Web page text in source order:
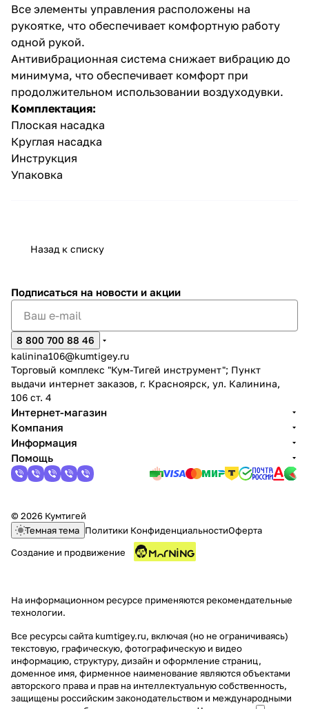
Все элементы управления расположены на
рукоятке, что обеспечивает комфортную работу
одной рукой.
Антивибрационная система снижает вибрацию до
минимума, что обеспечивает комфорт при
продолжительном использовании воздуходувки.
Комплектация:
Плоская насадка
Круглая насадка
Инструкция
Упаковка
Назад к списку
Подписаться на новости и акции
8 800 700 88 46
kalinina106@kumtigey.ru
Торговый комплекс "Кум-Тигей инструмент"; Пункт
выдачи интернет заказов, г. Красноярск, ул. Калинина,
106 ст. 4
Интернет-магазин
Компания
Информация
Помощь
© 2026 Кумтигей
Темная тема Политики КонфиденциальностиОферта
Создание и продвижение
На информационном ресурсе применяются рекомендательные
технологии.
Все ресурсы сайта kumtigey.ru, включая (но не ограничиваясь)
текстовую, графическую, фотографическую и видео
информацию, структуру, дизайн и оформление страниц,
доменное имя, фирменное наименование являются объектами
авторского права и прав на интеллектуальную собственность,
защищены российским законодательством и международными